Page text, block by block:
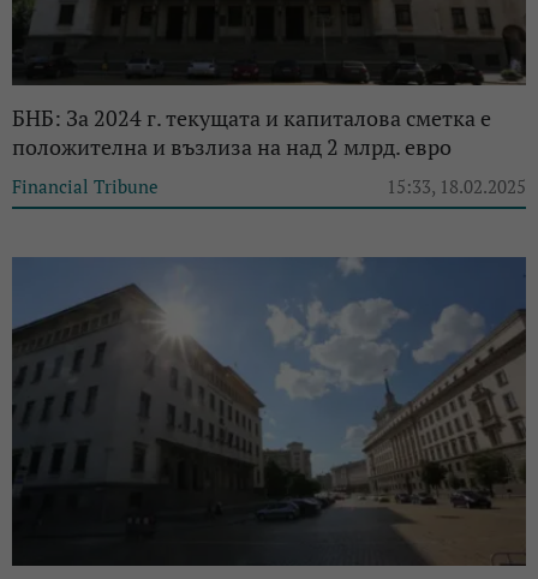
БНБ: За 2024 г. текущата и капиталова сметка е
положителна и възлиза на над 2 млрд. евро
Financial Tribune 15:33, 18.02.2025